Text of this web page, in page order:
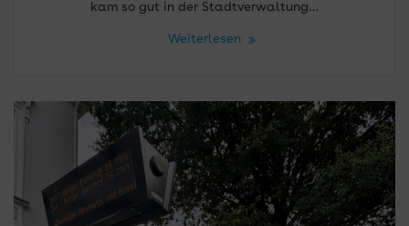
kam so gut in der Stadtverwaltung…
Weiterlesen